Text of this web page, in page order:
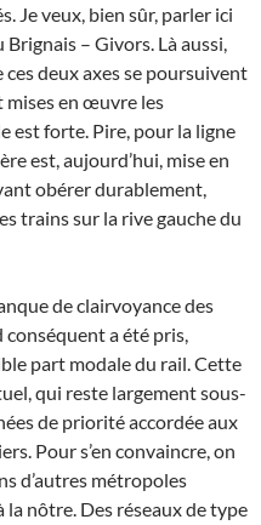
Je veux, bien sûr, parler ici
– Givors. Là aussi,
deux axes se poursuivent
mises en œuvre les
est forte. Pire, pour la ligne
est, aujourd’hui, mise en
obérer durablement,
trains sur la rive gauche du
de clairvoyance des
conséquent a été pris,
part modale du rail. Cette
qui reste largement sous-
de priorité accordée aux
Pour s’en convaincre, on
d’autres métropoles
nôtre. Des réseaux de type